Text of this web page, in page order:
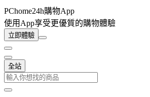
PChome24h購物App
使用App享受更優質的購物體驗
立即體驗
全站